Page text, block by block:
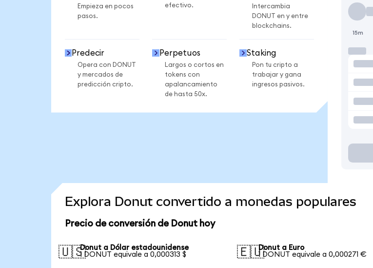
Empieza en pocos
pasos.
efectivo.
Intercambia
DONUT en y entre
blockchains.
Predecir
Opera con DONUT
y mercados de
predicción cripto.
Perpetuos
Largos o cortos en
tokens con
apalancamiento
de hasta 50x.
Staking
Pon tu cripto a
trabajar y gana
ingresos pasivos.
15m
Explora Donut convertido a monedas populares
Precio de conversión de Donut hoy
🇺🇸Donut a Dólar estadounidense
1 DONUT equivale a 0,000313 $
🇪🇺Donut a Euro
1 DONUT equivale a 0,000271 €